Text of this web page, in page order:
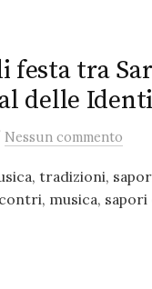
tra
delle
Nessun commento
tradizioni,
musica, sapori